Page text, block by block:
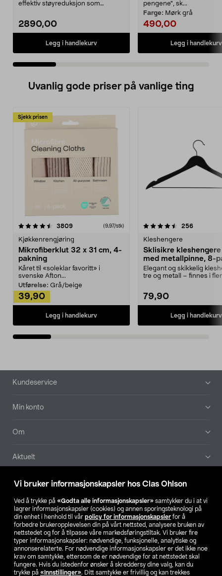
Vi bruker informasjonskapsler hos Clas Ohlson
Ved å trykke på «Godta alle informasjonskapsler» samtykker du i at vi
lagrer informasjonskapsler (cookies) og annen sporingsteknologi på
din enhet i henhold til vår policy for informasjonskapsler for å
forbedre brukeropplevelsen din på vårt nettsted, analysere bruken av
nettstedet og for å tilpasse våre markedsføringstiltak. Vi bruker fire
typer informasjonskapsler: nødvendige, funksjonelle, analytiske og
annonserelaterte. For nødvendige informasjonskapsler er det ikke noe
krav om samtykke, ettersom de er nødvendige for at nettstedet skal
fungere. Hvis du istedenfor ønsker å skreddersy dine valg, kan du
trykke på «Innstillinger». Ditt samtykke er frivillig og kan trekkes
effektiv støyreduksjon som
2890,00
Legg i handlekurv
pengene", sk...
Farge: Mørk grå
490,00
Legg i handlekurv
Uvanlig gode priser på vanlige ting
Sjekk prisen
3809anmeldelser(9,97/stk)
Kjøkkenrengjøring
Mikrofiberklut 32 x 31 cm, 4-
pakning
Kåret til «soleklar favoritt» i
svenske Afton...
Utførelse: Grå/beige
39,90
Legg i handlekurv
4.5av 5 stjerner 256
Kleshengere
Sklisikre
med metallpinne, 8-
Elegant og skikkelig
tre og metall – finnes i
79,90
Legg i handlekurv
4.5av 5 stjerner
Bunntekst
Kundeservice
Min konto
Om
Aktuelt
Våre selskaper
Finn din butikk
SE NO FI